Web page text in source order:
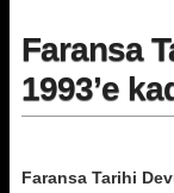
Faransa
1993’e
Faransa Tarihi